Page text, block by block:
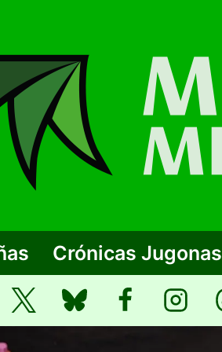
Crónicas Jugonas